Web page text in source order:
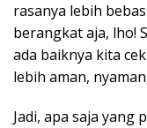
rasanya lebih
berangkat aja, lho!
ada baiknya kita
lebih aman,
Jadi, apa saja yang